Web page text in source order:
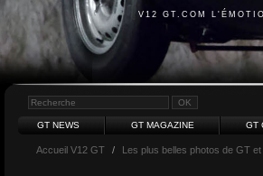
V12 GT.COM
GT NEWS GT MAGAZINE GT
Accueil V12 GT / Les plus belles photos de GT et